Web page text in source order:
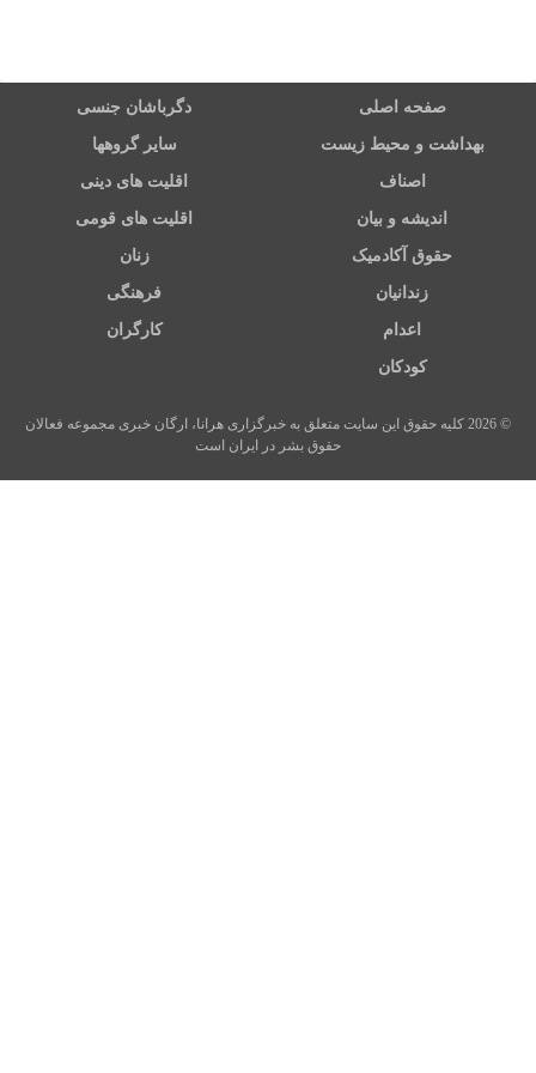
صفحه اصلی دگرباشان جنسی
بهداشت و محیط زیست سایر گروهها
اصناف اقلیت های دینی
اندیشه و بیان اقلیت های قومی
حقوق آکادمیک زنان
زندانیان فرهنگی
اعدام کارگران
کودکان
© 2026 کلیه حقوق این سایت متعلق به خبرگزاری هرانا، ارگان خبری مجموعه فعالان
حقوق بشر در ایران است